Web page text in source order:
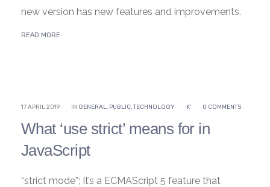
new version has new features and improvements.
READ MORE
17 APRIL 2019 IN GENERAL, PUBLIC,TECHNOLOGY K' 0 COMMENTS
What ‘use strict’ means for in
JavaScript
“strict mode”; It’s a ECMAScript 5 feature that